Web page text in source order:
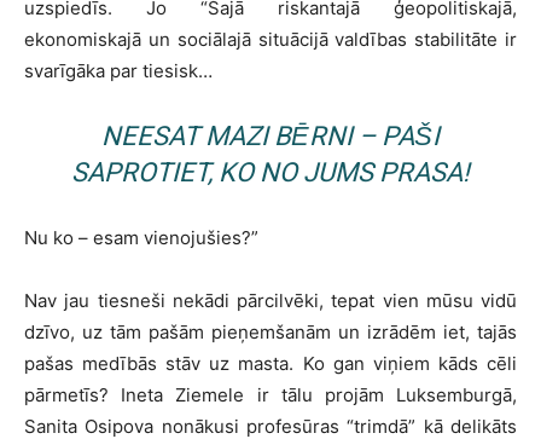
uzspiedīs. Jo “Šajā riskantajā ģeopolitiskajā,
ekonomiskajā un sociālajā situācijā valdības stabilitāte ir
svarīgāka par tiesisk…
NEESAT MAZI BĒRNI – PAŠI
SAPROTIET, KO NO JUMS PRASA!
Nu ko – esam vienojušies?”
Nav jau tiesneši nekādi pārcilvēki, tepat vien mūsu vidū
dzīvo, uz tām pašām pieņemšanām un izrādēm iet, tajās
pašas medībās stāv uz masta. Ko gan viņiem kāds cēli
pārmetīs? Ineta Ziemele ir tālu projām Luksemburgā,
Sanita Osipova nonākusi profesūras “trimdā” kā delikāts